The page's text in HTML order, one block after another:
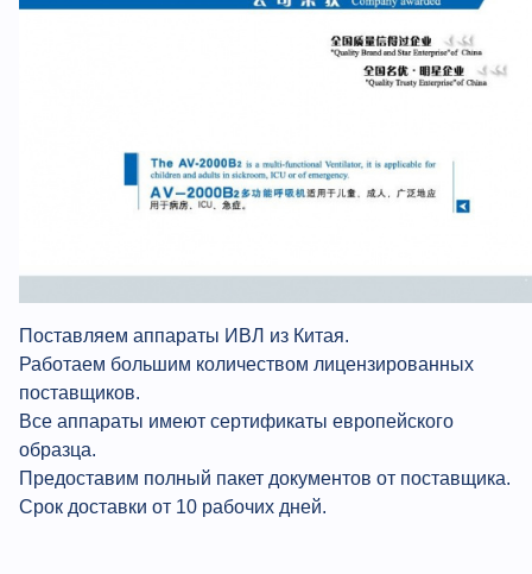
Поставляем аппараты ИВЛ из Китая.
Работаем большим количеством лицензированных
поставщиков.
Все аппараты имеют сертификаты европейского
образца.
Предоставим полный пакет документов от поставщика.
Срок доставки от 10 рабочих дней.